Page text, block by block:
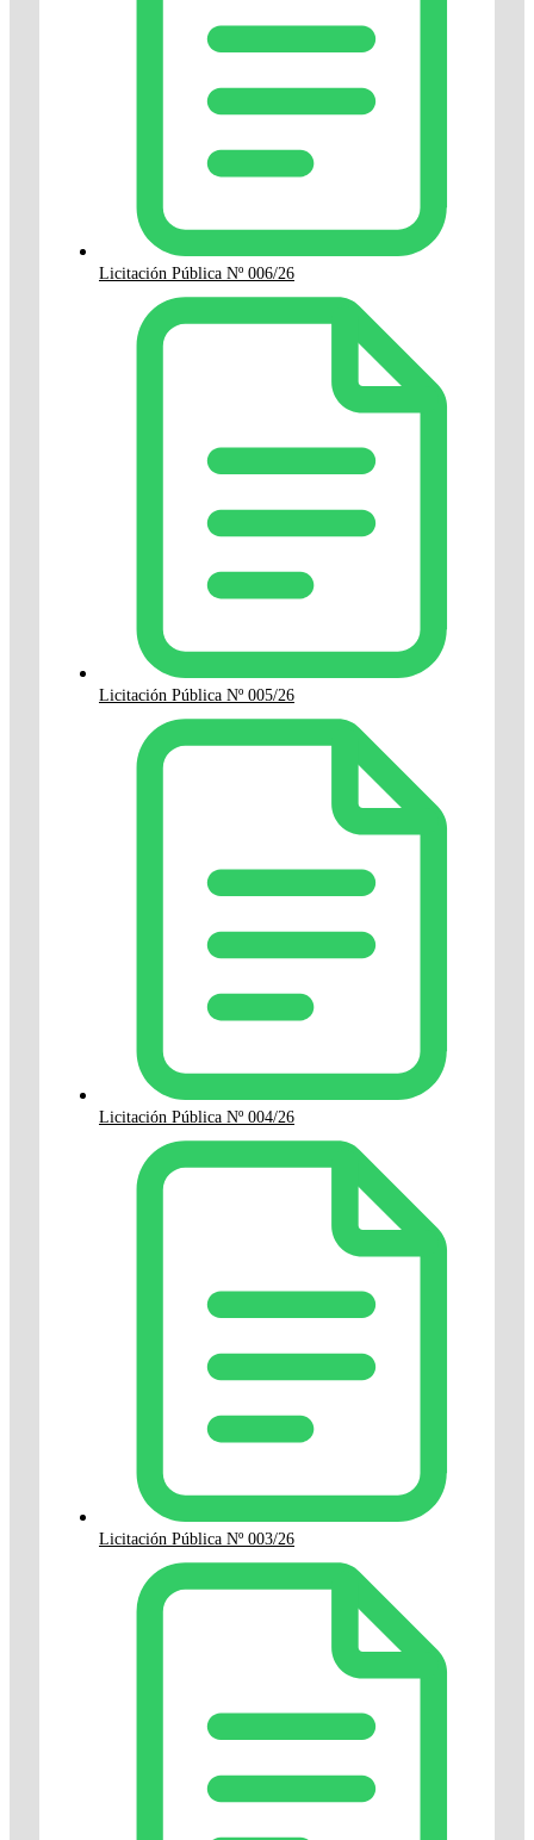
Licitación Pública Nº 006/26
Licitación Pública Nº 005/26
Licitación Pública Nº 004/26
Licitación Pública Nº 003/26